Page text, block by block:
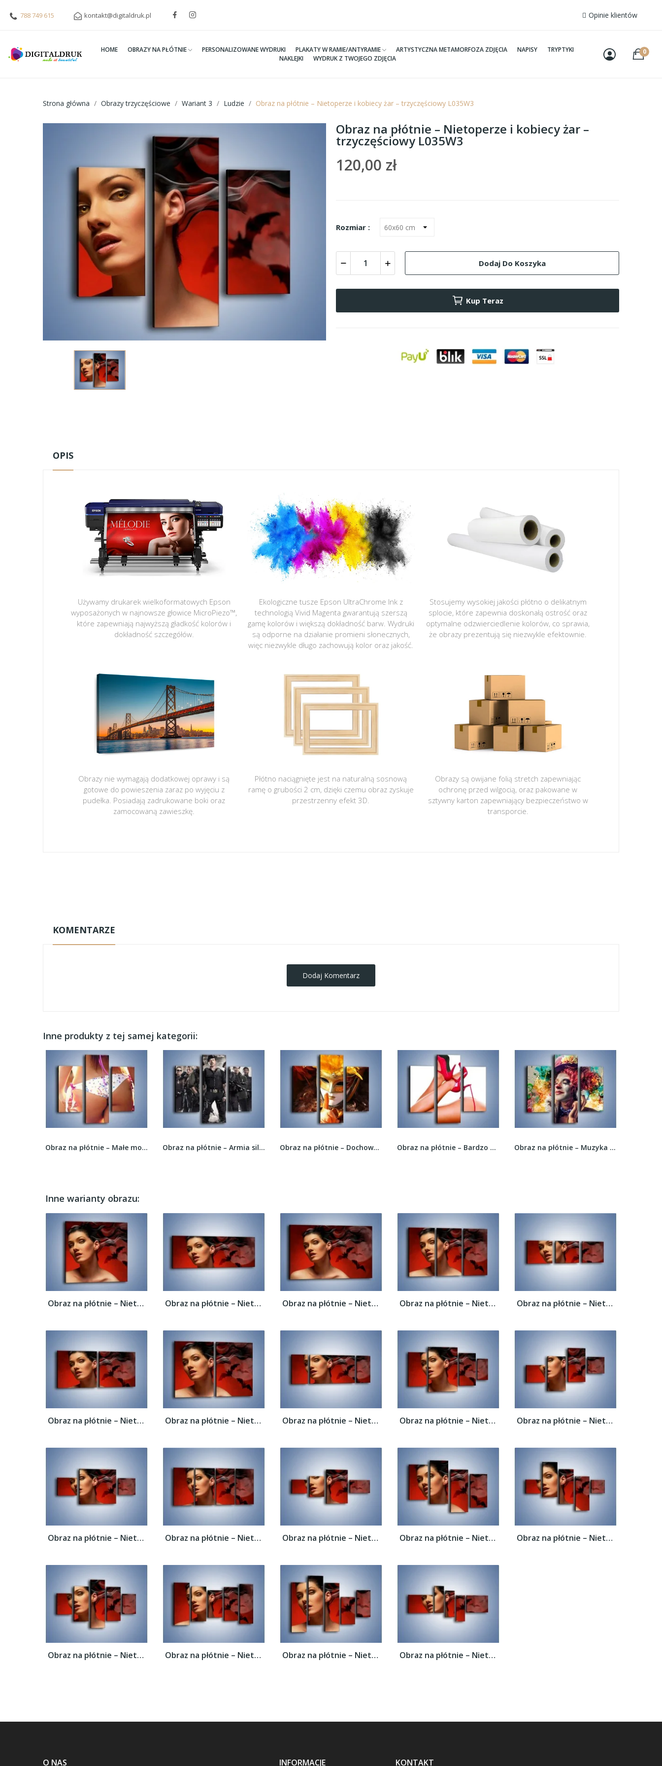
788 749 615 kontakt@digitaldruk.pl Opinie klientów
HOME OBRAZY NA PŁÓTNIE PERSONALIZOWANE WYDRUKI PLAKATY W RAMIE/ANTYRAMIE ARTYSTYCZNA METAMORFOZA ZDJĘCIA NAPISY
TRYPTYKI
NAKLEJKI
WYDRUK Z TWOJEGO ZDJĘCIA
0
Strona główna Obrazy trzyczęściowe Wariant 3 Ludzie Obraz na płótnie – Nietoperze i kobiecy żar – trzyczęściowy L035W3
Obraz na płótnie – Nietoperze i kobiecy żar –
trzyczęściowy L035W3
120,00 zł
Rozmiar :
Dodaj Do Koszyka
Kup Teraz
OPIS
Używamy drukarek wielkoformatowych Epson
wyposażonych w najnowsze głowice MicroPiezo™,
które zapewniają najwyższą gładkość kolorów i
dokładność szczegółów.
Ekologiczne tusze Epson UltraChrome Ink z
technologią Vivid Magenta gwarantują szerszą
gamę kolorów i większą dokładność barw. Wydruki
są odporne na działanie promieni słonecznych,
więc niezwykle długo zachowują kolor oraz jakość.
Stosujemy wysokiej jakości płótno o delikatnym
splocie, które zapewnia doskonałą ostrość oraz
optymalne odzwierciedlenie kolorów, co sprawia,
że obrazy prezentują się niezwykle efektownie.
Obrazy nie wymagają dodatkowej oprawy i są
gotowe do powieszenia zaraz po wyjęciu z
pudełka. Posiadają zadrukowane boki oraz
zamocowaną zawieszkę.
Płótno naciągnięte jest na naturalną sosnową
ramę o grubości 2 cm, dzięki czemu obraz zyskuje
przestrzenny efekt 3D.
Obrazy są owijane folią stretch zapewniając
ochronę przed wilgocią, oraz pakowane w
sztywny karton zapewniający bezpieczeństwo w
transporcie.
KOMENTARZE
Dodaj Komentarz
Inne produkty z tej samej kategorii:
Obraz na płótnie – Małe motylki na bikini –... Obraz na płótnie – Armia silnych mężczyzn –... Obraz na płótnie – Dochowanie sekretu –... Obraz na płótnie – Bardzo kobiece dodatki –... Obraz na płótnie – Muzyka we wszystkich...
Inne warianty obrazu:
Obraz na płótnie – Nietoperze i kobiecy... Obraz na płótnie – Nietoperze i kobiecy... Obraz na płótnie – Nietoperze i kobiecy... Obraz na płótnie – Nietoperze i kobiecy... Obraz na płótnie – Nietoperze i kobiecy...
Obraz na płótnie – Nietoperze i kobiecy... Obraz na płótnie – Nietoperze i kobiecy... Obraz na płótnie – Nietoperze i kobiecy... Obraz na płótnie – Nietoperze i kobiecy... Obraz na płótnie – Nietoperze i kobiecy...
Obraz na płótnie – Nietoperze i kobiecy... Obraz na płótnie – Nietoperze i kobiecy... Obraz na płótnie – Nietoperze i kobiecy... Obraz na płótnie – Nietoperze i kobiecy... Obraz na płótnie – Nietoperze i kobiecy...
Obraz na płótnie – Nietoperze i kobiecy... Obraz na płótnie – Nietoperze i kobiecy... Obraz na płótnie – Nietoperze i kobiecy... Obraz na płótnie – Nietoperze i kobiecy...
O NAS INFORMACJE KONTAKT